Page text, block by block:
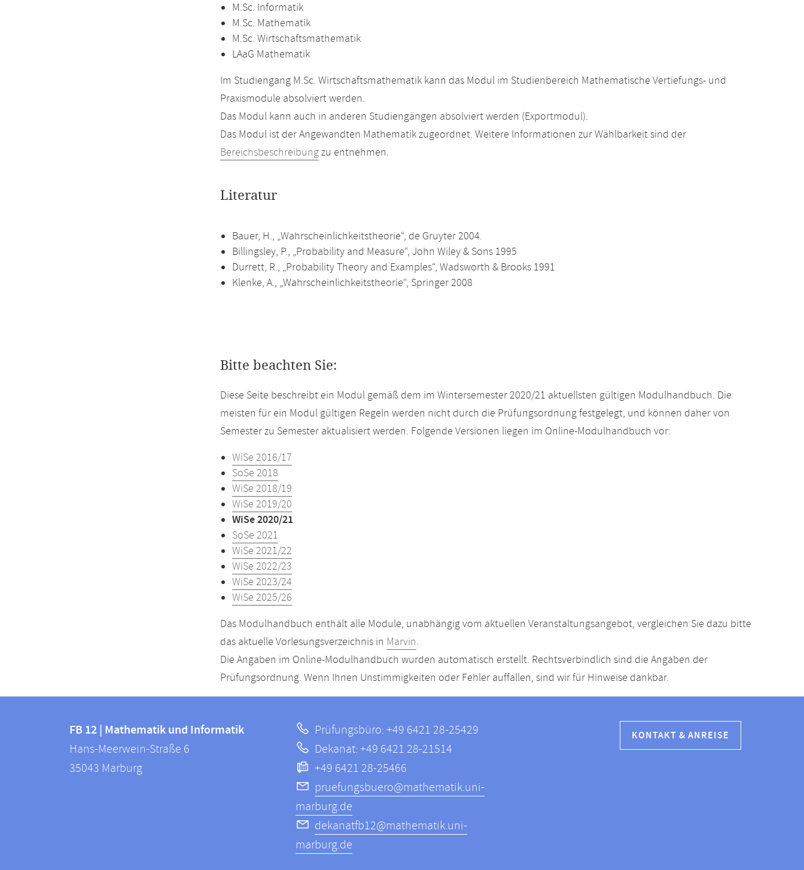
M.Sc. Informatik
M.Sc. Mathematik
M.Sc. Wirtschaftsmathematik
LAaG Mathematik
Im Studiengang M.Sc. Wirtschaftsmathematik kann das Modul im Studienbereich Mathematische Vertiefungs- und
Praxismodule absolviert werden.
Das Modul kann auch in anderen Studiengängen absolviert werden (Exportmodul).
Das Modul ist der Angewandten Mathematik zugeordnet. Weitere Informationen zur Wählbarkeit sind der
Bereichsbeschreibungzu entnehmen.
Literatur
Bauer, H., „Wahrscheinlichkeitstheorie“, de Gruyter 2004.
Billingsley, P., „Probability and Measure“, John Wiley & Sons 1995
Durrett, R., „Probability Theory and Examples“, Wadsworth & Brooks 1991
Klenke, A., „Wahrscheinlichkeitstheorie“, Springer 2008
Bitte beachten Sie:
Diese Seite beschreibt ein Modul gemäß dem im Wintersemester 2020/21 aktuellsten gültigen Modulhandbuch. Die
meisten für ein Modul gültigen Regeln werden nicht durch die Prüfungsordnung festgelegt, und können daher von
Semester zu Semester aktualisiert werden. Folgende Versionen liegen im Online-Modulhandbuch vor:
WiSe 2016/17
SoSe 2018
WiSe 2018/19
WiSe 2019/20
WiSe 2020/21
SoSe 2021
WiSe 2021/22
WiSe 2022/23
WiSe 2023/24
WiSe 2025/26
Das Modulhandbuch enthält alle Module, unabhängig vom aktuellen Veranstaltungsangebot, vergleichen Sie dazu bitte
das aktuelle Vorlesungsverzeichnis in Marvin.
Die Angaben im Online-Modulhandbuch wurden automatisch erstellt. Rechtsverbindlich sind die Angaben der
Prüfungsordnung. Wenn Ihnen Unstimmigkeiten oder Fehler auffallen, sind wir für Hinweise dankbar.
Informationen
FB
12
FB 12 | Mathematik und Informatik
Hans-Meerwein-Straße 6
35043 Marburg
Prüfungsbüro: +49 6421 28-25429
Dekanat: +49 6421 28-21514
+49 6421 28-25466
pruefungsbuero@mathematik.uni-
marburg.de
dekanatfb12@mathematik.uni-
marburg.de
KONTAKT & ANREISE